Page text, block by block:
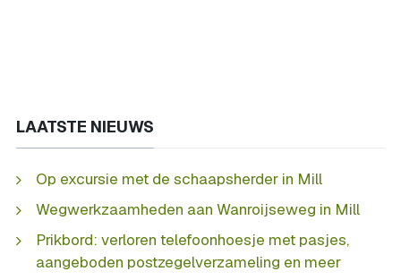
LAATSTE NIEUWS
Op excursie met de schaapsherder in Mill
Wegwerkzaamheden aan Wanroijseweg in Mill
Prikbord: verloren telefoonhoesje met pasjes,
aangeboden postzegelverzameling en meer